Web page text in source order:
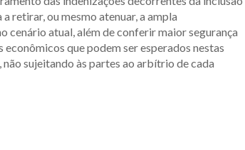
retirar, ou mesmo atenuar, a ampla
cenário atual, além de conferir maior segurança
que podem ser esperados nestas
sujeitando às partes ao arbítrio de cada